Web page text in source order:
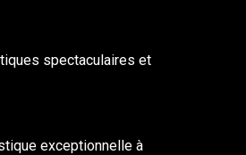
spectaculaires et
exceptionnelle à